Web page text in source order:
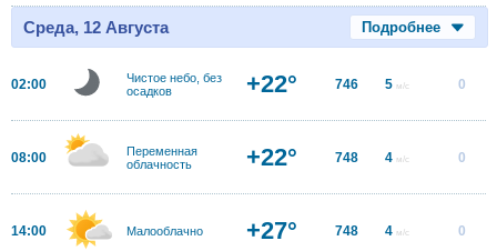
Среда, 12 Августа Подробнее
02:00
Чистое небо, без
осадков
+22° 746 5 м/с 0
08:00
Переменная
облачность
+22° 748 4 м/с 0
14:00 Малооблачно +27° 748 4 м/с 0